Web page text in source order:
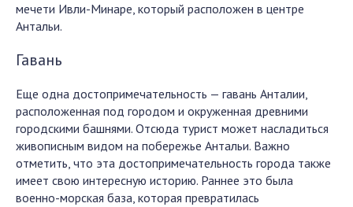
мечети Ивли-Минаре, который расположен в центре
Антальи.
Гавань
Еще одна достопримечательность — гавань Анталии,
расположенная под городом и окруженная древними
городскими башнями. Отсюда турист может насладиться
живописным видом на побережье Антальи. Важно
отметить, что эта достопримечательность города также
имеет свою интересную историю. Раннее это была
военно-морская база, которая превратилась